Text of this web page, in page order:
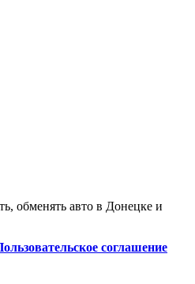
обменять авто в Донецке и
соглашение